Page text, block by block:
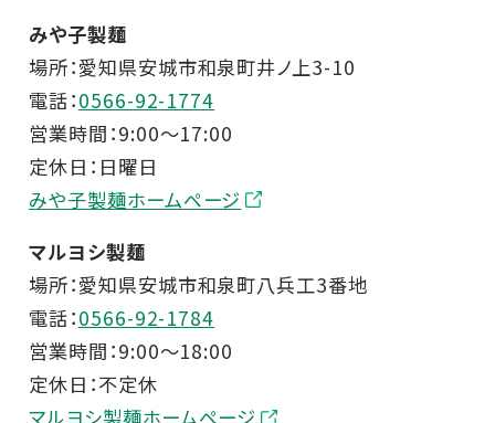
みや子製麺
場所：愛知県安城市和泉町井ノ上3-10
電話：0566-92-1774
営業時間：9:00～17:00
定休日：日曜日
みや子製麺ホームページ
マルヨシ製麺
場所：愛知県安城市和泉町八兵工3番地
電話：0566-92-1784
営業時間：9:00～18:00
定休日：不定休
マルヨシ製麺ホームページ